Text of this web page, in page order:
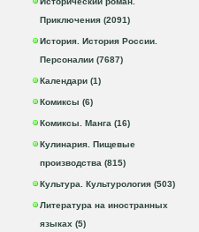
Приключения (2091)
История. История России.
Персоналии (7687)
Календари (1)
Комиксы (6)
Комиксы. Манга (16)
Кулинария. Пищевые
производства (815)
Культура. Культурология (503)
Литература на иностранных
языках (5)